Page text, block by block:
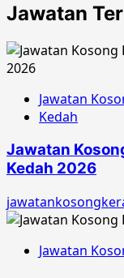
Jawatan
Jawatan
Kedah
Jawatan
Kedah 2026
Jawatan